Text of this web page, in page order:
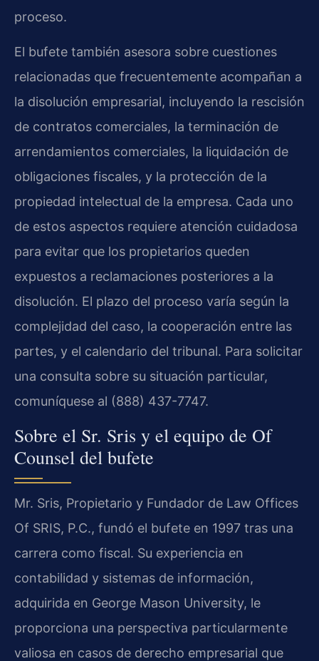
proceso.
El bufete también asesora sobre cuestiones
relacionadas que frecuentemente acompañan a
la disolución empresarial, incluyendo la rescisión
de contratos comerciales, la terminación de
arrendamientos comerciales, la liquidación de
obligaciones fiscales, y la protección de la
propiedad intelectual de la empresa. Cada uno
de estos aspectos requiere atención cuidadosa
para evitar que los propietarios queden
expuestos a reclamaciones posteriores a la
disolución. El plazo del proceso varía según la
complejidad del caso, la cooperación entre las
partes, y el calendario del tribunal. Para solicitar
una consulta sobre su situación particular,
comuníquese al (888) 437-7747.
Sobre el Sr. Sris y el equipo de Of
Counsel del bufete
Mr. Sris, Propietario y Fundador de Law Offices
Of SRIS, P.C., fundó el bufete en 1997 tras una
carrera como fiscal. Su experiencia en
contabilidad y sistemas de información,
adquirida en George Mason University, le
proporciona una perspectiva particularmente
valiosa en casos de derecho empresarial que